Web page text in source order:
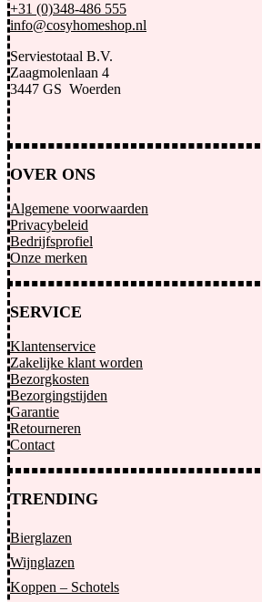
+31 (0)348-486 555
info@cosyhomeshop.nl
Serviestotaal B.V.
Zaagmolenlaan 4
3447 GS Woerden
OVER ONS
Algemene voorwaarden
Privacybeleid
Bedrijfsprofiel
Onze merken
SERVICE
Klantenservice
Zakelijke klant worden
Bezorgkosten
Bezorgingstijden
Garantie
Retourneren
Contact
TRENDING
Bierglazen
Wijnglazen
Koppen – Schotels